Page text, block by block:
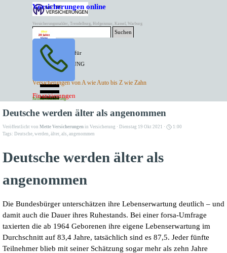
Direkt zum Seiteninhalt
Versicherungen online
Versicherungsmakler, Trendelburg, Hofgeismar, Kassel, Warburg
BESTER PREIS für
SPITZEN LEISTUNG
ANGEBOTE
Versicherungen von A wie Auto bis Z wie Zahn
Kontakt Tel. 05671/7799991
Mette Versicherungen
Suchen
Versicherungen
Finanzierungen
Rentenversicherung
Menü überspringen
Deutsche werden älter als angenommen
Veröffentlicht von Mette Versicherungen in Versicherung · Dienstag 19 Okt 2021 ·
1:00
Tags: Deutsche, werden, älter, als, angenommen
Deutsche werden älter als
angenommen
Die Bundesbürger unterschätzen ihre Lebenserwartung deutlich – und
damit auch die Dauer ihres Ruhestands. Bei einer forsa-Umfrage
taxierten die ab 1964 Geborenen ihre eigene Lebenserwartung im
Durchschnitt auf 83,4 Jahre, tatsächlich sind es 87,5. Jeder fünfte
Teilnehmer blieb mit seiner Schätzung sogar mehr als zehn Jahre